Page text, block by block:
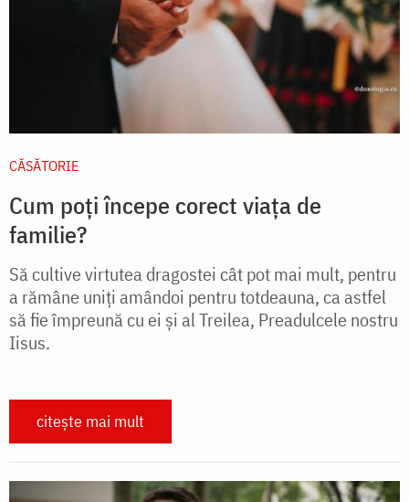
CĂSĂTORIE
Cum poți începe corect viața de
familie?
Să cultive virtutea dragostei cât pot mai mult, pentru
a rămâne uniţi amândoi pentru totdeauna, ca astfel
să fie împreună cu ei şi al Treilea, Preadulcele nostru
Iisus.
citește mai mult